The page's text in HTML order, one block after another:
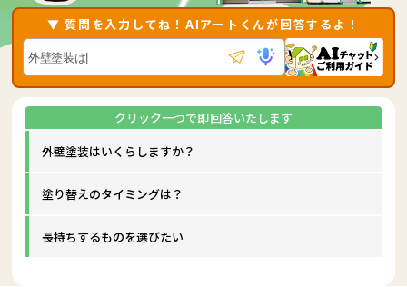
▼ 質問を入力してね！AIアートくんが回答するよ！
外壁塗装はいくらしますか？
塗り替えのタイミングは？
長持ちするものを選びたい